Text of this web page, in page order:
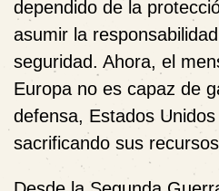
dependido de la
asumir la
seguridad. Ahora, el
Europa no es capaz de
defensa, Estados
sacrificando sus